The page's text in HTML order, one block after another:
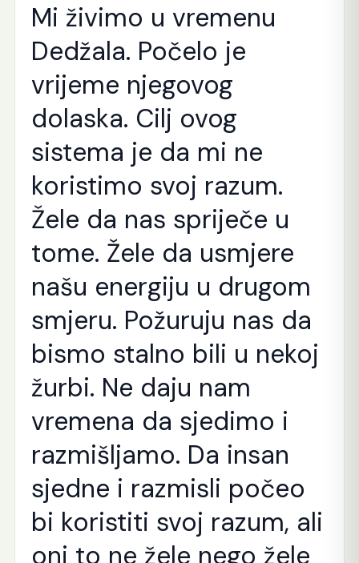
Mi živimo u vremenu
Dedžala. Počelo je
vrijeme njegovog
dolaska. Cilj ovog
sistema je da mi ne
koristimo svoj razum.
Žele da nas spriječe u
tome. Žele da usmjere
našu energiju u drugom
smjeru. Požuruju nas da
bismo stalno bili u nekoj
žurbi. Ne daju nam
vremena da sjedimo i
razmišljamo. Da insan
sjedne i razmisli počeo
bi koristiti svoj razum, ali
oni to ne žele nego žele